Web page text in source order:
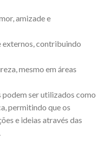
amizade e
externos, contribuindo
mesmo em áreas
podem ser utilizados como
permitindo que os
e ideias através das